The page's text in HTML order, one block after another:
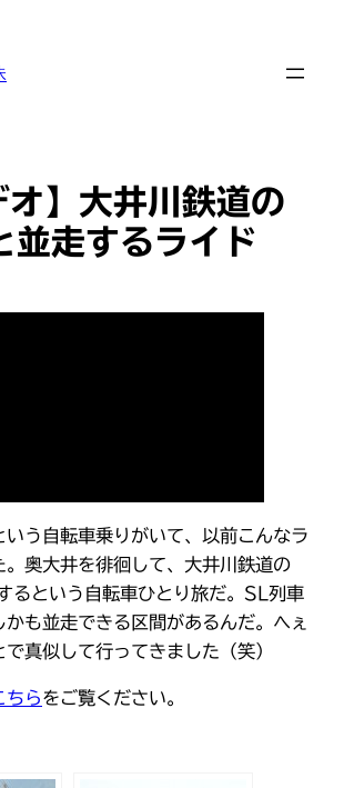
オ】大井川鉄道の
並走するライド
いう自転車乗りがいて、以前こんなラ
。奥大井を徘徊して、大井川鉄道の
るという自転車ひとり旅だ。SL列車
かも並走できる区間があるんだ。へぇ
真似して行ってきました（笑）
ちらをご覧ください。